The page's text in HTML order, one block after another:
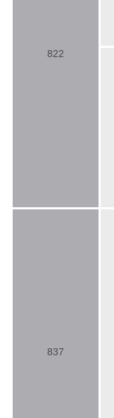
822
837